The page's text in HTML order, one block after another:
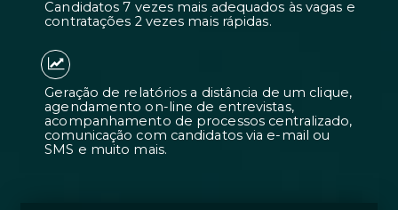
Divulgue as vagas da sua empresa
Candidatos 7 vezes mais adequados
contratações 2 vezes mais rápidas.